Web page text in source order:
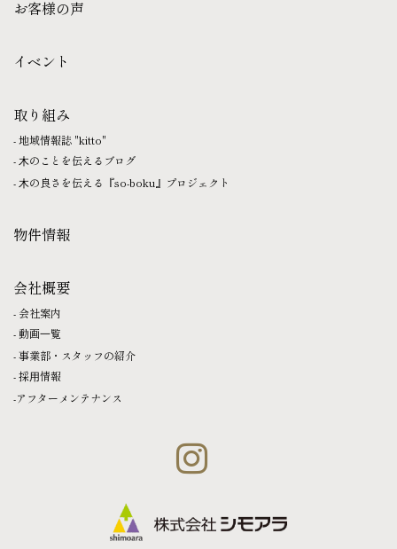
お客様の声
イベント
取り組み
地域情報誌 "kitto"
⽊のことを伝えるブログ
⽊の良さを伝える『so-boku』プロジェクト
物件情報
会社概要
会社案内
動画⼀覧
事業部・スタッフの紹介
採⽤情報
アフターメンテナンス